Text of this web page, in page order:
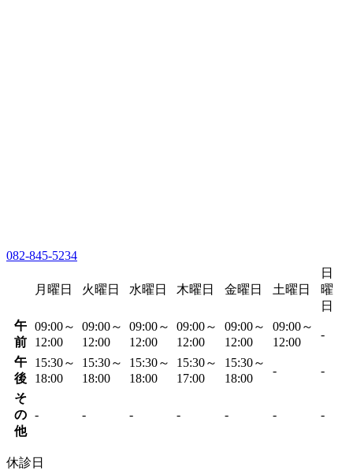
082-845-5234
月曜日 火曜日 水曜日 木曜日 金曜日 土曜日
日
曜
日
午
前
09:00～
12:00
09:00～
12:00
09:00～
12:00
09:00～
12:00
09:00～
12:00
09:00～
12:00
-
午
後
15:30～
18:00
15:30～
18:00
15:30～
18:00
15:30～
17:00
15:30～
18:00
- -
そ
の
他
- - - - - - -
休診日